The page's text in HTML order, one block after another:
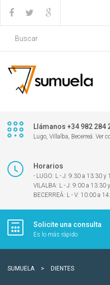
Llámanos +34 982 284
Lugo, Villalba, Becerreá. Ver
Horarios
- LUGO: L - J: 9:30 a 13:30
VILALBA: L - J: 9:00 a 13:30
BECERREÁ: L - V: 10:00 a
Solicite una consulta
Es lo más rápido
SUMUELA > DIENTES